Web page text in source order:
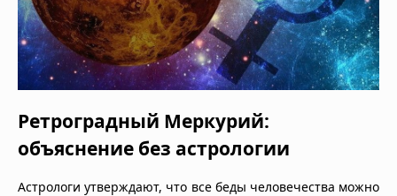
Ретроградный Меркурий:
объяснение без астрологии
Астрологи утверждают, что все беды человечества можно